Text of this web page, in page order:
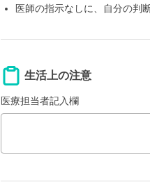
医師の指示なしに、自分の判
生活上の注意
医療担当者記入欄